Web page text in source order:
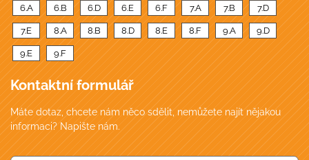
6.A 6.B 6.D 6.E 6.F 7.A 7.B 7.D
7.E 8.A 8.B 8.D 8.E 8.F 9.A 9.D
9.E 9.F
Kontaktní formulář
Máte dotaz, chcete nám něco sdělit, nemůžete najít nějakou
informaci? Napište nám.